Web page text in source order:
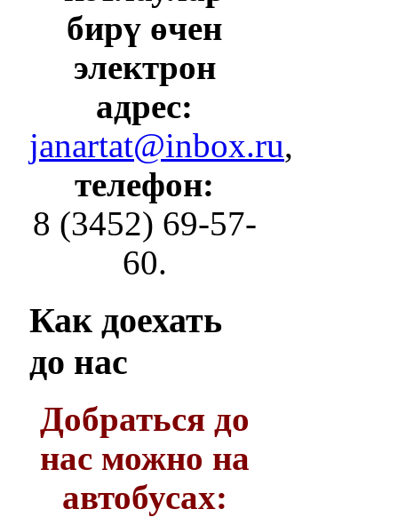
бирү өчен
электрон
адрес:
janartat@inbox.ru,
телефон:
8 (3452) 69-57-
60.
Как доехать
до нас
Добраться до
нас можно на
автобусах: